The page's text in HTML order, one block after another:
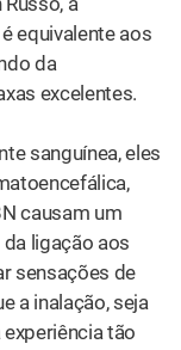
métodos de
é
e seus
motivo, a
de todos
ao lento
que fazem